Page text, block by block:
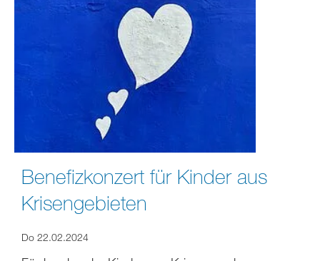
Benefizkonzert für Kinder aus
Krisengebieten
Do 22.02.2024